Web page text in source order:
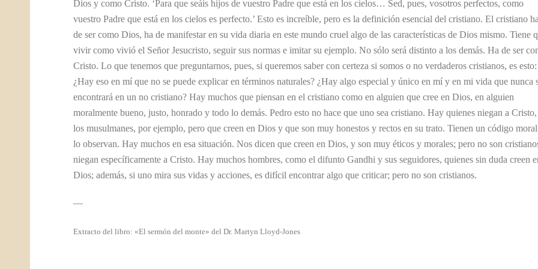
Dios y como Cristo. ‘Para que seáis hijos de vuestro Padre que está en los cielos… Sed, pues, vosotros perfectos, como
vuestro Padre que está en los cielos es perfecto.’ Esto es increíble, pero es la definición esencial del cristiano. El cristiano ha
de ser como Dios, ha de manifestar en su vida diaria en este mundo cruel algo de las características de Dios mismo. Tiene
vivir como vivió el Señor Jesucristo, seguir sus normas e imitar su ejemplo. No sólo será distinto a los demás. Ha de ser
Cristo. Lo que tenemos que preguntarnos, pues, si queremos saber con certeza si somos o no verdaderos cristianos, es esto:
¿Hay eso en mí que no se puede explicar en términos naturales? ¿Hay algo especial y único en mí y en mi vida que nunca
encontrará en un no cristiano? Hay muchos que piensan en el cristiano como en alguien que cree en Dios, en alguien
moralmente bueno, justo, honrado y todo lo demás. Pedro esto no hace que uno sea cristiano. Hay quienes niegan a Cristo,
los musulmanes, por ejemplo, pero que creen en Dios y que son muy honestos y rectos en su trato. Tienen un código
lo observan. Hay muchos en esa situación. Nos dicen que creen en Dios, y son muy éticos y morales; pero no son
niegan específicamente a Cristo. Hay muchos hombres, como el difunto Gandhi y sus seguidores, quienes sin duda creen
Dios; además, si uno mira sus vidas y acciones, es difícil encontrar algo que criticar; pero no son cristianos.
—
Extracto del libro: «El sermón del monte» del Dr. Martyn Lloyd-Jones